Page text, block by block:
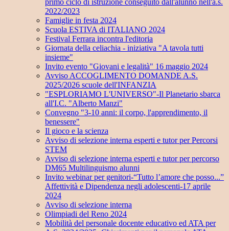
primo ciclo di istruzione conseguito dall'alunno nell'a.s.
2022/2023
Famiglie in festa 2024
Scuola ESTIVA di ITALIANO 2024
Festival Ferrara incontra l'editoria
Giornata della celiachia - iniziativa "A tavola tutti
insieme"
Invito evento "Giovani e legalità" 16 maggio 2024
Avviso ACCOGLIMENTO DOMANDE A.S.
2025/2026 scuole dell'INFANZIA
"ESPLORIAMO L'UNIVERSO"-Il Planetario sbarca
all'I.C. "Alberto Manzi"
Convegno "3-10 anni: il corpo, l'apprendimento, il
benessere"
Il gioco e la scienza
Avviso di selezione interna esperti e tutor per Percorsi
STEM
Avviso di selezione interna esperti e tutor per percorso
DM65 Multilinguismo alunni
Invito webinar per genitori-“Tutto l’amore che posso...”
Affettività e Dipendenza negli adolescenti-17 aprile
2024
Avviso di selezione interna
Olimpiadi del Reno 2024
Mobilità del personale docente educativo ed ATA per